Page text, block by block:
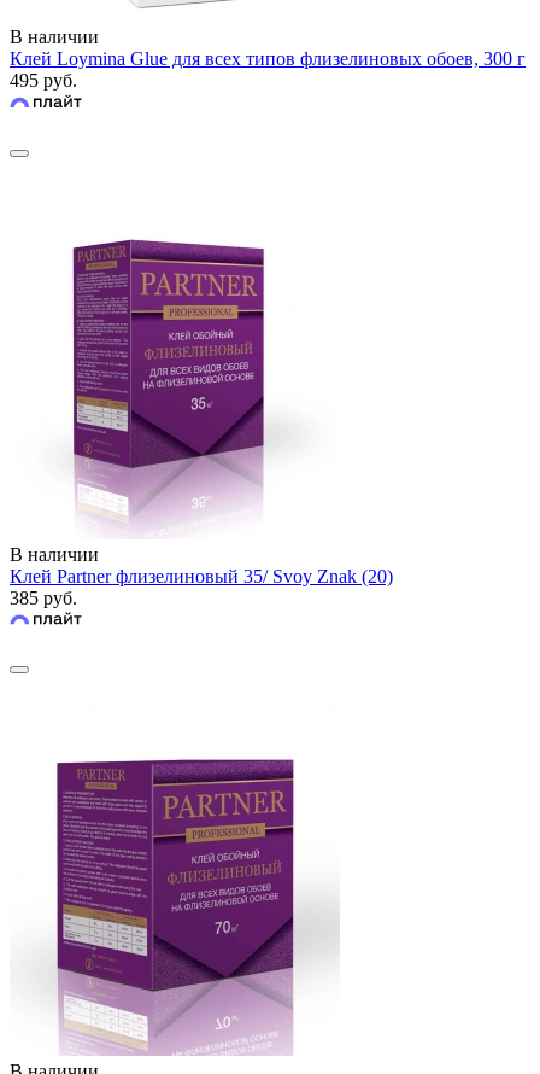
В наличии
Клей Loymina Glue для всех типов флизелиновых обоев, 300 г
495 руб.
В наличии
Клей Partner флизелиновый 35/ Svoy Znak (20)
385 руб.